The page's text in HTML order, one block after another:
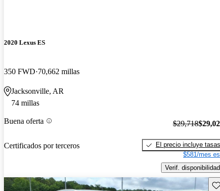
2020 Lexus ES
350 FWD 70,662 millas
Jacksonville, AR
74 millas
Buena oferta
Certificados por terceros
$29,718
El precio incluye tasas
$581/mes
Verif. disponibilidad